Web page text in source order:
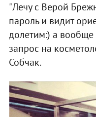
"Лечу с Верой
пароль и видит
долетим:) а вообще
запрос на
Собчак.